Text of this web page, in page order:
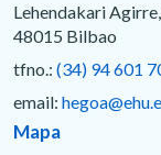
Lehendakari
48015 Bilbao
tfno.: (34) 94 601
email:
Mapa